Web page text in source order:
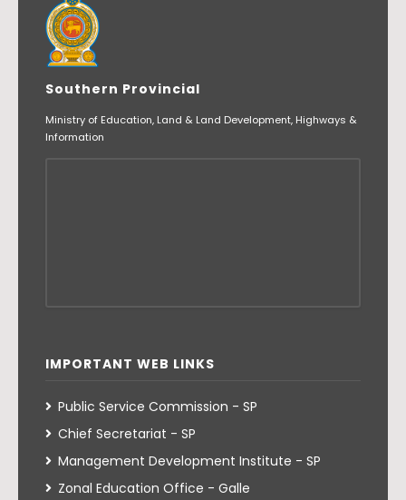
Southern Provincial
Ministry of Education, Land & Land Development, Highways &
Information
IMPORTANT WEB LINKS
Public Service Commission - SP
Chief Secretariat - SP
Management Development Institute - SP
Zonal Education Office - Galle